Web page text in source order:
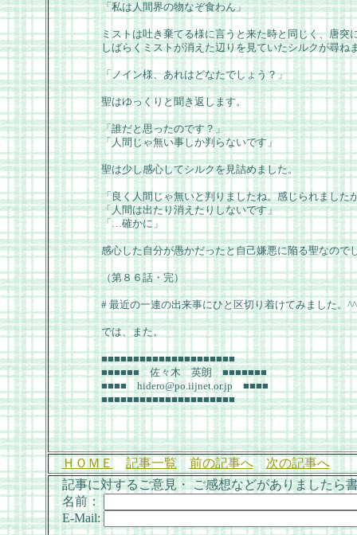
「私は人間界の物なぞ食わん」
ミストは吐き棄てる様に言うと来た時と同じく、唐突
しばらくミストが消えた辺りを見ていたシルクが尋ね
「ノイン様、あれはどなたでしょう？」
聖はゆっくりと聞き返します。
「誰だと思ったのです？」
「人間じゃ無い事しか判らないです」
聖は少し感心してシルクを見詰めました。
「良く人間じゃ無いと判りましたね。感じられました
「人間は出たり消えたりしないです」
「…確かに」
感心した自分が愚かだったと自己嫌悪に陥る聖なので
（第８６話・完）
# 最近の一連の出来事にひと区切り着けてみました。
では、また。
■■■■■■■■■■■■■■■■■■■■■
■■■■■■ 佐々木 英朗 ■■■■■■■
■■■■ hidero@po.iijnet.or.jp ■■■■
■■■■■■■■■■■■■■■■■■■■■
ＨＯＭＥ 記事一覧 前の記事へ
次の記事へ
記事に対するご意見・ ご感想などがありましたら
名前：
E-Mail: